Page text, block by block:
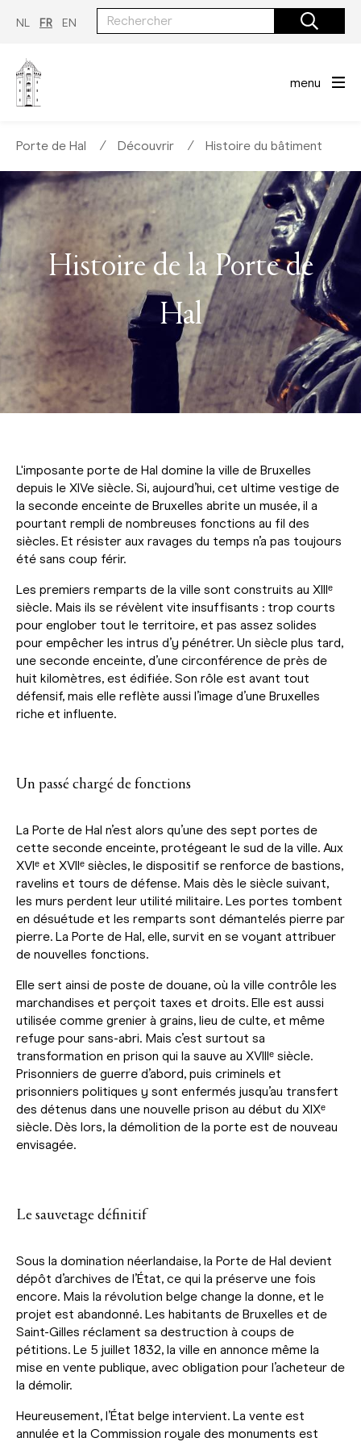
NL FR EN
menu
Porte de Hal ∕ Découvrir ∕ Histoire du bâtiment
Histoire de la Porte de
Hal
L'imposante porte de Hal domine la ville de Bruxelles
depuis le XIVe siècle. Si, aujourd’hui, cet ultime vestige de
la seconde enceinte de Bruxelles abrite un musée, il a
pourtant rempli de nombreuses fonctions au fil des
siècles. Et résister aux ravages du temps n’a pas toujours
été sans coup férir.
Les premiers remparts de la ville sont construits au XIIIᵉ
siècle. Mais ils se révèlent vite insuffisants : trop courts
pour englober tout le territoire, et pas assez solides
pour empêcher les intrus d’y pénétrer. Un siècle plus tard,
une seconde enceinte, d’une circonférence de près de
huit kilomètres, est édifiée. Son rôle est avant tout
défensif, mais elle reflète aussi l’image d’une Bruxelles
riche et influente.
Un passé chargé de fonctions
La Porte de Hal n’est alors qu’une des sept portes de
cette seconde enceinte, protégeant le sud de la ville. Aux
XVIᵉ et XVIIᵉ siècles, le dispositif se renforce de bastions,
ravelins et tours de défense. Mais dès le siècle suivant,
les murs perdent leur utilité militaire. Les portes tombent
en désuétude et les remparts sont démantelés pierre par
pierre. La Porte de Hal, elle, survit en se voyant attribuer
de nouvelles fonctions.
Elle sert ainsi de poste de douane, où la ville contrôle les
marchandises et perçoit taxes et droits. Elle est aussi
utilisée comme grenier à grains, lieu de culte, et même
refuge pour sans-abri. Mais c’est surtout sa
transformation en prison qui la sauve au XVIIIᵉ siècle.
Prisonniers de guerre d’abord, puis criminels et
prisonniers politiques y sont enfermés jusqu’au transfert
des détenus dans une nouvelle prison au début du XIXᵉ
siècle. Dès lors, la démolition de la porte est de nouveau
envisagée.
Le sauvetage définitif
Sous la domination néerlandaise, la Porte de Hal devient
dépôt d’archives de l’État, ce qui la préserve une fois
encore. Mais la révolution belge change la donne, et le
projet est abandonné. Les habitants de Bruxelles et de
Saint-Gilles réclament sa destruction à coups de
pétitions. Le 5 juillet 1832, la ville en annonce même la
mise en vente publique, avec obligation pour l’acheteur de
la démolir.
Heureusement, l’État belge intervient. La vente est
annulée et la Commission royale des monuments est